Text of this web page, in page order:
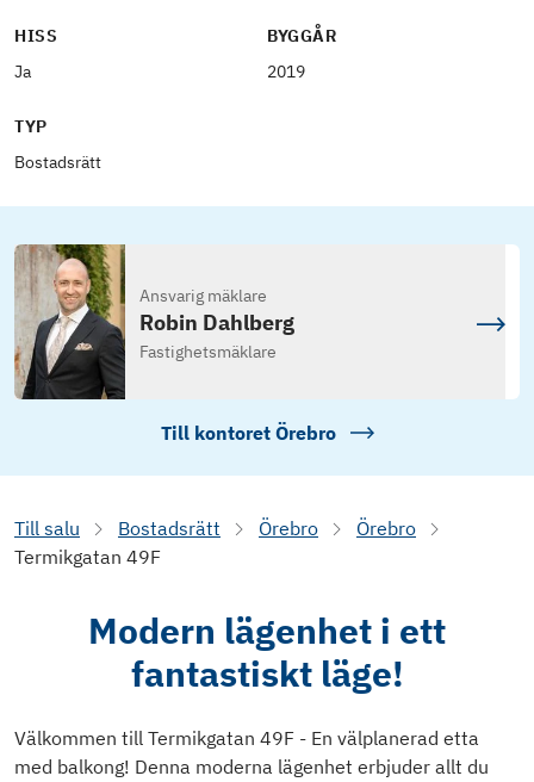
HISS
Ja
BYGGÅR
2019
TYP
Bostadsrätt
Ansvarig mäklare
Robin Dahlberg
Fastighetsmäklare
Till kontoret Örebro
Till salu Bostadsrätt Örebro
Örebro
Termikgatan 49F
Modern lägenhet i ett
fantastiskt läge!
Välkommen till Termikgatan 49F - En välplanerad etta
med balkong! Denna moderna lägenhet erbjuder allt du